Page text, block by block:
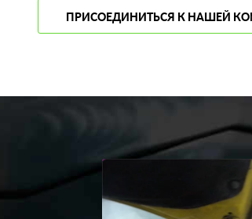
ПРИСОЕДИНИТЬСЯ К НАШЕЙ